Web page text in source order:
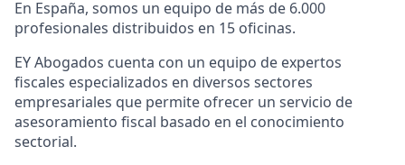
En España, somos un equipo de más de 6.000
profesionales distribuidos en 15 oficinas.
EY Abogados cuenta con un equipo de expertos
fiscales especializados en diversos sectores
empresariales que permite ofrecer un servicio de
asesoramiento fiscal basado en el conocimiento
sectorial.